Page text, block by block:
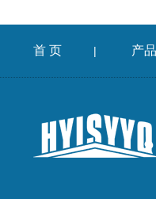
首 页 | 产